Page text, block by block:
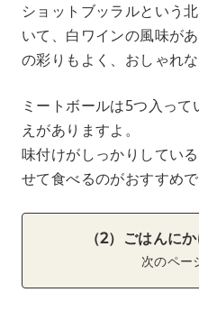
ショットブッラルという
いて、白ワインの風味が
の彩りもよく、おしゃれな
ミートボールは5つ入っ
えがありますよ。
味付けがしっかりしてい
せて食べるのがおすすめで
（2）ごはんに
次のペー